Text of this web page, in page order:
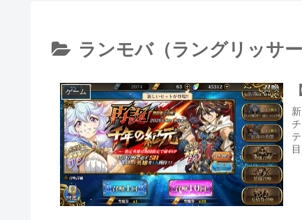
ランモバ（ラングリッサー
ゲーム